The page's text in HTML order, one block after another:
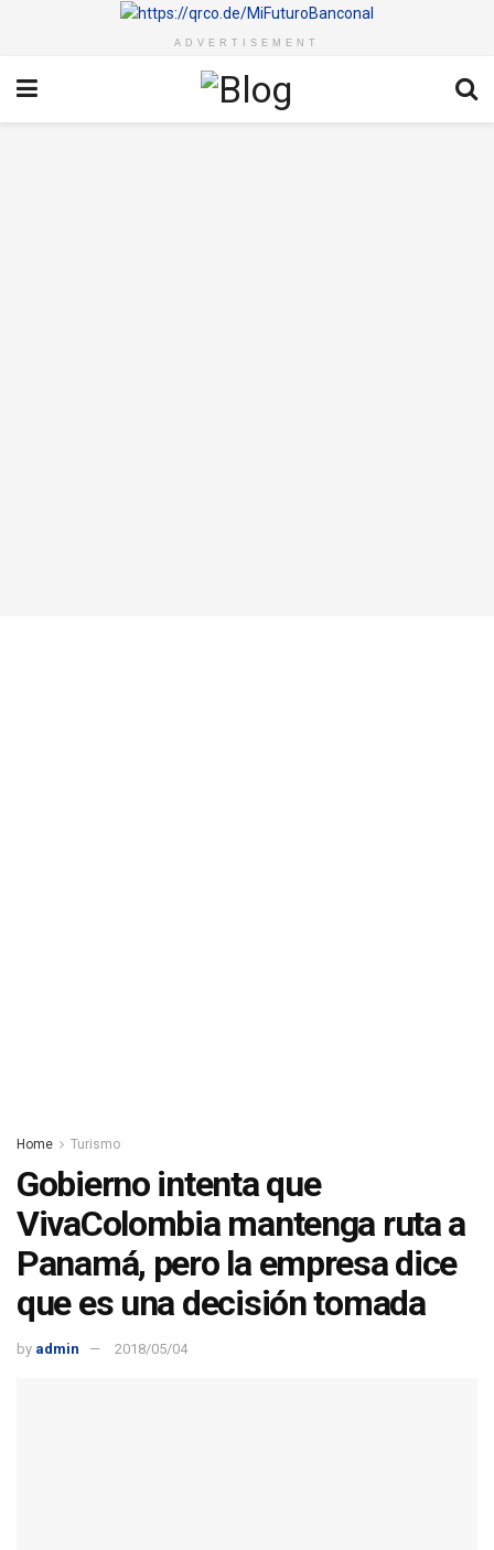
ADVERTISEMENT
Home Turismo
Gobierno intenta que
VivaColombia mantenga ruta a
Panamá, pero la empresa dice
que es una decisión tomada
by admin 2018/05/04